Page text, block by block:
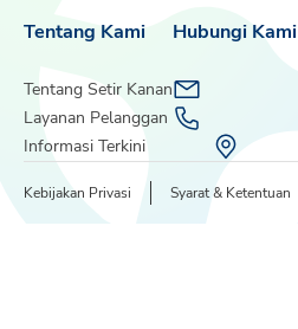
Tentang Kami
Tentang Setir Kanan
Layanan Pelanggan
Informasi Terkini
Hubungi Kami
Kebijakan Privasi Syarat & Ketentuan